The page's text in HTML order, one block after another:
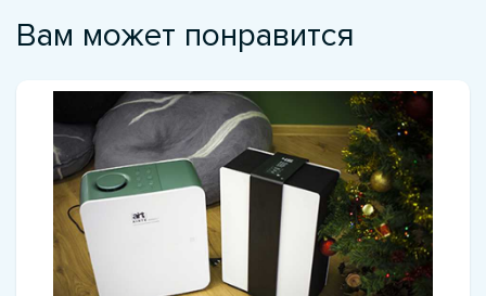
Вам может понравится